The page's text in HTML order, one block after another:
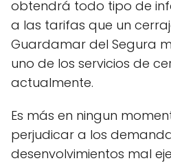
obtendrá todo tipo de
a las tarifas que un
Guardamar del Segura
uno de los servicios de
actualmente.
Es más en ningun
perjudicar a los
desenvolvimientos mal